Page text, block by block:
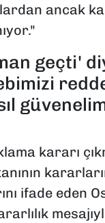
ancak
geçti'
kararı
ifade eden